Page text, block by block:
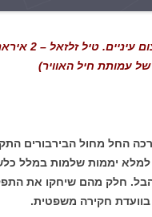
ידעו הכל
עמותת חיל האוויר)
החל מחול הבירבורים
יממות שלמות במלל
חלק מהם שיחקו את
בוועדת חקירה משפטית.